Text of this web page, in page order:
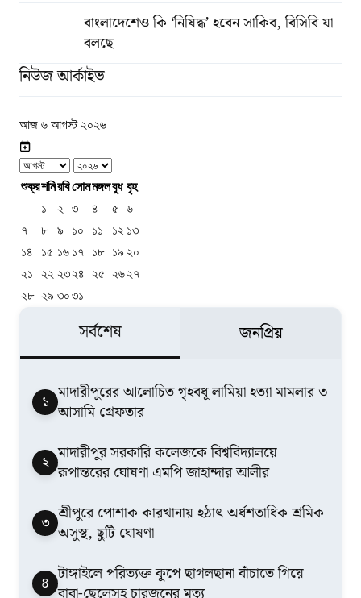
বাংলাদেশেও কি ‘নিষিদ্ধ’ হবেন সাকিব, বিসিবি যা
বলছে
নিউজ আর্কাইভ
আজ ৬ আগস্ট ২০২৬
শুক্রশনিরবিসোমমঙ্গলবুধ বৃহ
১
২ ৩ ৪ ৫
৬
৭
৮ ৯ ১০ ১১ ১২ ১৩
১৪
১৫ ১৬ ১৭ ১৮ ১৯ ২০
২১
২২ ২৩২৪ ২৫ ২৬২৭
২৮ ২৯ ৩০৩১
সর্বশেষ জনপ্রিয়
১ মাদারীপুরের আলোচিত গৃহবধূ লামিয়া হত্যা মামলার ৩
আসামি গ্রেফতার
২ মাদারীপুর সরকারি কলেজকে বিশ্ববিদ্যালয়ে
রূপান্তরের ঘোষণা এমপি জাহান্দার আলীর
৩ শ্রীপুরে পোশাক কারখানায় হঠাৎ অর্ধশতাধিক শ্রমিক
অসুস্থ, ছুটি ঘোষণা
৪ টাঙ্গাইলে পরিত্যক্ত কূপে ছাগলছানা বাঁচাতে গিয়ে